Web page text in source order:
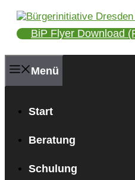
Zum
Inhalt
springenBiP Flyer Download
Menü
Start
Beratung
Schulung